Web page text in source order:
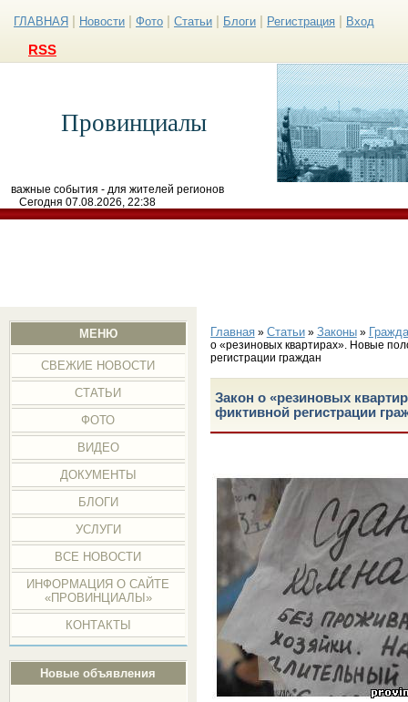
ГЛАВНАЯ Новости Фото Статьи Блоги Регистрация Вход
RSS
Провинциалы
важные события - для жителей регионов
Сегодня 07.08.2026, 22:38
МЕНЮ
СВЕЖИЕ НОВОСТИ
СТАТЬИ
ФОТО
ВИДЕО
ДОКУМЕНТЫ
БЛОГИ
УСЛУГИ
ВСЕ НОВОСТИ
ИНФОРМАЦИЯ О САЙТЕ
«ПРОВИНЦИАЛЫ»
КОНТАКТЫ
Новые объявления
Главная» Статьи» Законы»
о «резиновых квартирах». Новые
регистрации граждан
Закон о «резиновых
фиктивной регистрации